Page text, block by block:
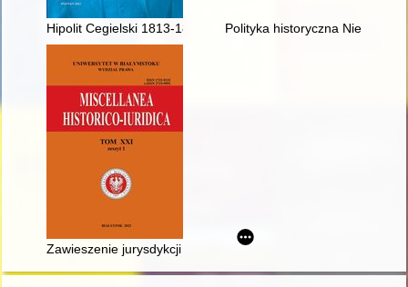
Hipolit Cegielski 1813-1868 Polityka historyczna Niemiec
Zawieszenie jurysdykcji w grodzie krakowskim ze względu na